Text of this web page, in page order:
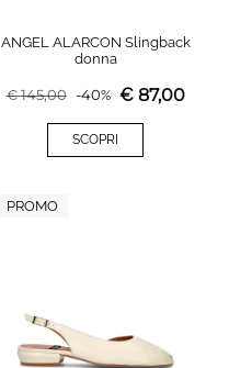
ANGEL ALARCON Slingback
donna
€145,00 -40% € 87,00
SCOPRI
PROMO